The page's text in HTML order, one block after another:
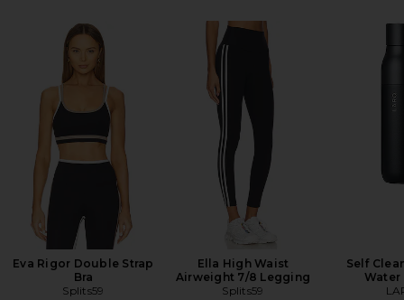
Eva Rigor Double Strap
Bra
Splits59
Ella High Waist
Airweight 7/8 Legging
Splits59
Self